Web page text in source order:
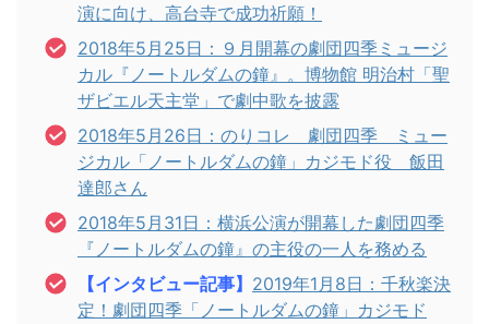
演に向け、高台寺で成功祈願！
2018年5月25日：９月開幕の劇団四季ミュージ
カル『ノートルダムの鐘』。博物館 明治村「聖
ザビエル天主堂」で劇中歌を披露
2018年5月26日：のりコレ 劇団四季 ミュー
ジカル「ノートルダムの鐘」カジモド役 飯田
達郎さん
2018年5月31日：横浜公演が開幕した劇団四季
『ノートルダムの鐘』の主役の一人を務める
【インタビュー記事】 2019年1月8日：千秋楽決
定！劇団四季「ノートルダムの鐘」カジモド